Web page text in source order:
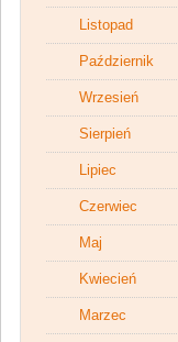
Listopad
Październik
Wrzesień
Sierpień
Lipiec
Czerwiec
Maj
Kwiecień
Marzec